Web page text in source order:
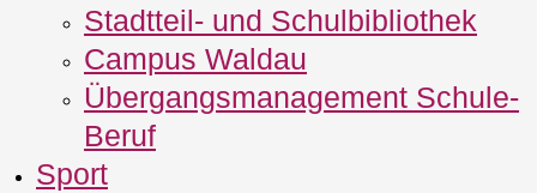
Stadtteil- und Schulbibliothek
Campus Waldau
Übergangsmanagement Schule‐
Beruf
Sport